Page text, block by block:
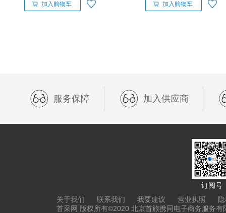
加入购物车 加入购物车
服务保障 加入供应商
订阅号
关于我们
联系我们 我要建议 营业执照
首采网 版权所有©2020 北京首旅携同电子商务服务有